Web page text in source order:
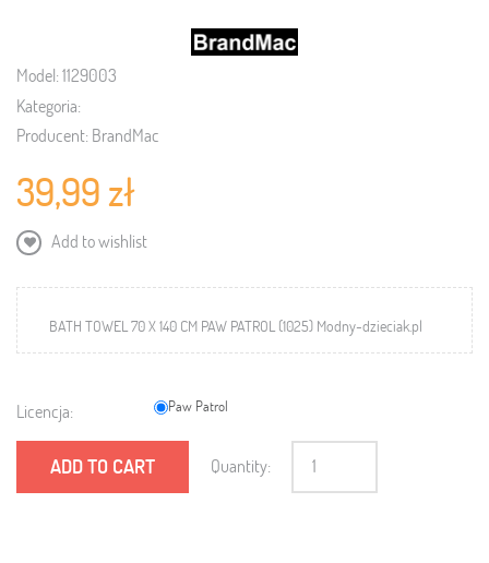
Model:1129003
Kategoria:
Producent: BrandMac
39,99 zł
Add to wishlist
BATH TOWEL 70 X 140 CM PAW PATROL (1025) Modny-dzieciak.pl
Licencja: Paw Patrol
ADD TO CART Quantity: